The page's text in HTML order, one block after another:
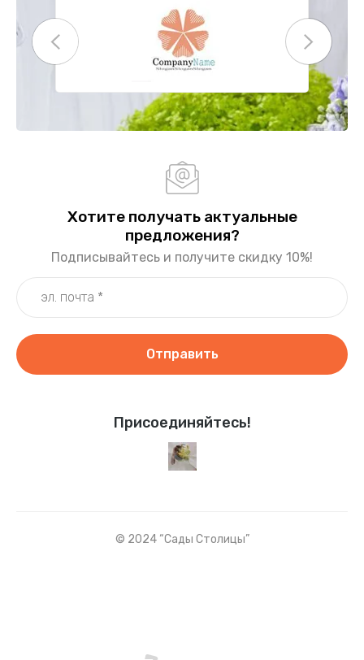
Присоединяйтесь!
Хотите получать актуальные
предложения?
Подписывайтесь и получите скидку 10%!
Отправить
© 2024 “Сады Столицы”